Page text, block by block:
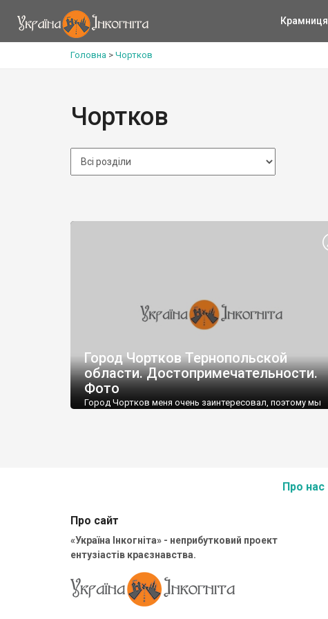
Крамниця
Головна > Чортков
Чортков
Город Чортков Тернопольской
области. Достопримечательности.
Фото
Город Чортков меня очень заинтересовал, поэтому мы
Про нас
Про сайт
«Україна Інкогніта» - неприбутковий проект
ентузіастів краєзнавства.